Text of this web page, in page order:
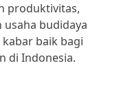
produktivitas,
budidaya
baik bagi
di Indonesia.